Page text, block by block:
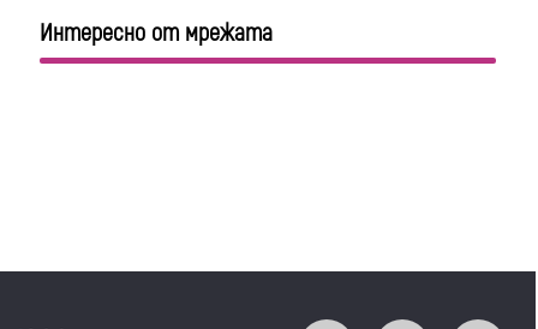
Интересно от мрежата